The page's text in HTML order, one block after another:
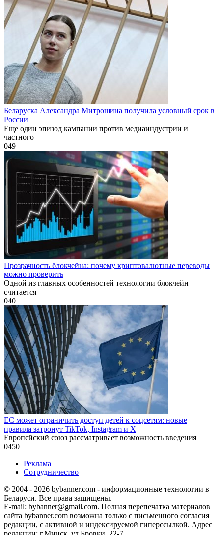
Беларуска Александра Митрошина получила условный срок в
России
Еще один эпизод кампании против медиаиндустрии и
частного
049
Прозрачность блокчейна: почему криптовалютные переводы
можно проверить
Одной из главных особенностей технологии блокчейн
считается
040
ЕС может ограничить доступ детей к соцсетям: новые
правила затронут TikTok, Instagram и X
Европейский союз рассматривает возможность введения
0450
Реклама
Сотрудничество
© 2004 - 2026 bybanner.com - информационные технологии в
Беларуси. Все права защищены.
E-mail: bybanner@gmail.com. Полная перепечатка материалов
сайта bybanner.com возможна только с письменного согласия
редакции, с активной и индексируемой гиперссылкой. Адрес